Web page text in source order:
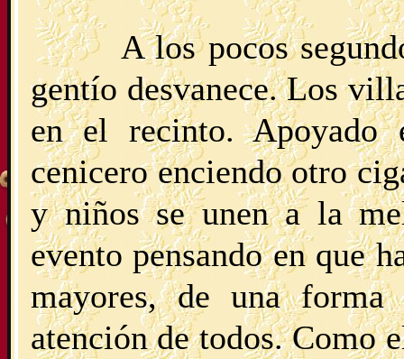
A los pocos
gentío desvanece. Los
en el recinto. Apoyado
cenicero enciendo otro
y niños se unen a la
evento pensando en que
mayores, de una
atención de todos. Como